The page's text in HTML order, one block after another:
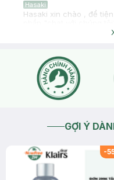
Hasaki
Hasaki xin chào , để
GỢI Ý
-